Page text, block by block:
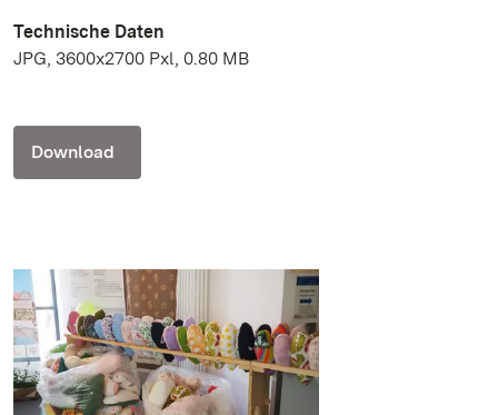
Technische Daten
JPG, 3600x2700 Pxl, 0.80 MB
Download